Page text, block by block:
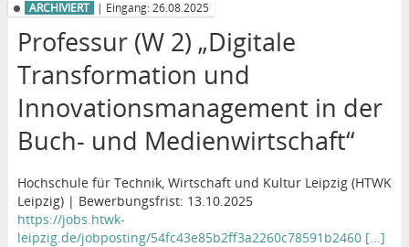
ARCHIVIERT | Eingang: 26.08.2025
Professur (W 2) „Digitale
Transformation und
Innovationsmanagement in der
Buch- und Medienwirtschaft“
Hochschule für Technik, Wirtschaft und Kultur Leipzig (HTWK
Leipzig) | Bewerbungsfrist: 13.10.2025
https://jobs.htwk-
leipzig.de/jobposting/54fc43e85b2ff3a2260c78591b2460 [...]